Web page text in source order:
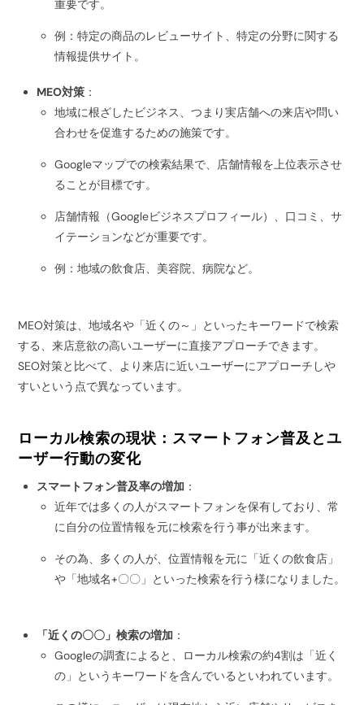
重要です。
例：特定の商品のレビューサイト、特定の分野に関する
情報提供サイト。
MEO対策：
地域に根ざしたビジネス、つまり実店舗への来店や問い
合わせを促進するための施策です。
Googleマップでの検索結果で、店舗情報を上位表示させ
ることが目標です。
店舗情報（Googleビジネスプロフィール）、口コミ、サ
イテーションなどが重要です。
例：地域の飲食店、美容院、病院など。
MEO対策は、地域名や「近くの～」といったキーワードで検索
する、来店意欲の高いユーザーに直接アプローチできます。
SEO対策と比べて、より来店に近いユーザーにアプローチしや
すいという点で異なっています。
ローカル検索の現状：スマートフォン普及とユ
ーザー行動の変化
スマートフォン普及率の増加 ：
近年では多くの人がスマートフォンを保有しており、常
に自分の位置情報を元に検索を行う事が出来ます。
その為、多くの人が、位置情報を元に「近くの飲食店」
や「地域名+〇〇」といった検索を行う様になりました。
「近くの〇〇」検索の増加 ：
Googleの調査によると、ローカル検索の約4割は「近く
の」というキーワードを含んでいるといわれています。